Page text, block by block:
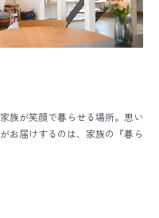
族が笑顔で暮らせる場所。思い
お届けするのは、家族の『暮ら